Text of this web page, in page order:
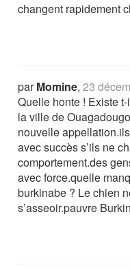
changent rapidement
parMomine,23
Quelle honte ! Existe
la ville de
nouvelle
avec succès s’ils ne
comportement.des
avec force.quelle
burkinabe ? Le chien
s’asseoir.pauvre